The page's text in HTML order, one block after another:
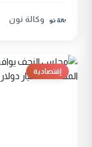
وكالة نون
إقتصادية